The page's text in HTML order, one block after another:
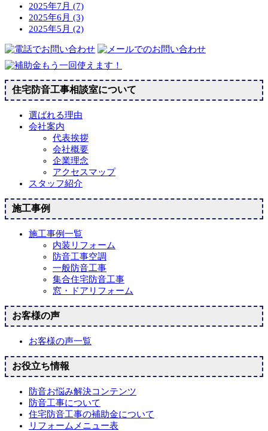
2025年7月 (7)
2025年6月 (3)
2025年5月 (2)
住宅防音工事相談室について
選ばれる理由
会社案内
代表挨拶
会社概要
企業理念
アクセスマップ
スタッフ紹介
施工事例
施工事例一覧
内装リフォーム
防音工事空調
一般防音工事
集合住宅防音工事
窓・ドアリフォーム
お客様の声
お客様の声一覧
お役立ち情報
防音お悩み解決コンテンツ
防音工事について
住宅防音工事の補助金について
リフォームメニュー表